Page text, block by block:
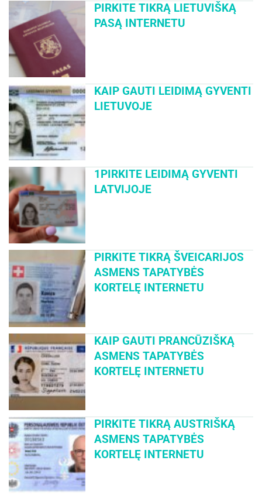
PIRKITE TIKRĄ LIETUVIŠKĄ
PASĄ INTERNETU
KAIP GAUTI LEIDIMĄ GYVENTI
LIETUVOJE
1PIRKITE LEIDIMĄ GYVENTI
LATVIJOJE
PIRKITE TIKRĄ ŠVEICARIJOS
ASMENS TAPATYBĖS
KORTELĘ INTERNETU
KAIP GAUTI PRANCŪZIŠKĄ
ASMENS TAPATYBĖS
KORTELĘ INTERNETU
PIRKITE TIKRĄ AUSTRIŠKĄ
ASMENS TAPATYBĖS
KORTELĘ INTERNETU